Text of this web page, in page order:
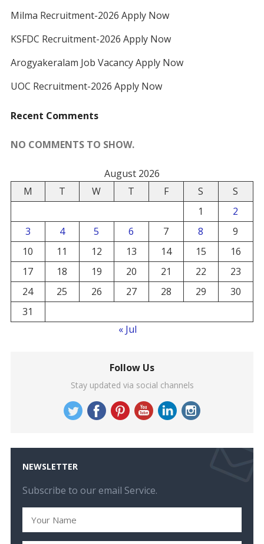
Milma Recruitment-2026 Apply Now
KSFDC Recruitment-2026 Apply Now
Arogyakeralam Job Vacancy Apply Now
UOC Recruitment-2026 Apply Now
Recent Comments
NO COMMENTS TO SHOW.
August 2026
M
T W T F S
S
1
2
3
4 5 6 7 8
9
10
11 12 13 14 15
16
17
18 19 20 21 22
23
24
25 26 27 28 29
30
31
« Jul
Follow Us
Stay updated via social channels
NEWSLETTER
Subscribe to our email Service.